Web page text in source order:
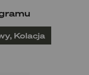
Kolacja